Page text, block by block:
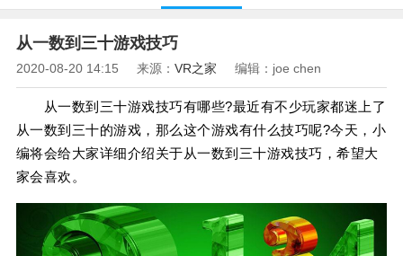
从一数到三十游戏技巧
2020-08-20 14:15 来源： VR之家 编辑：joe chen
从一数到三十游戏技巧有哪些?最近有不少玩家都迷上了
从一数到三十的游戏，那么这个游戏有什么技巧呢?今天，小
编将会给大家详细介绍关于从一数到三十游戏技巧，希望大
家会喜欢。